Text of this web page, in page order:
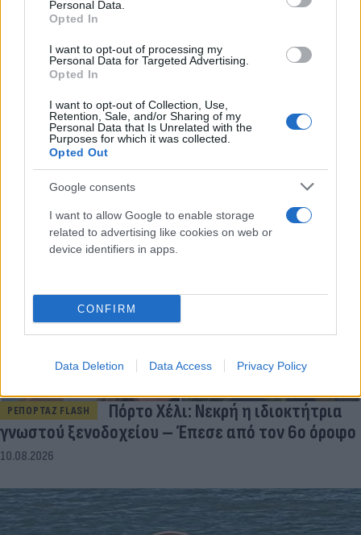
Personal Data.
Opted In
I want to opt-out of processing my
Personal Data for Targeted Advertising.
Opted In
I want to opt-out of Collection, Use,
Retention, Sale, and/or Sharing of my
Personal Data that Is Unrelated with the
Purposes for which it was collected.
Opted Out
Google consents
I want to allow Google to enable storage
related to advertising like cookies on web or
device identifiers in apps.
CONFIRM
Data Deletion Data Access Privacy Policy
ΡΕΠΟΡΤΑΖ FLASH
Πόρτο Χέλι: Νεκρή η ιδιοκτήτρια
γνωστού ξενοδοχείου – Έπεσε από τον 6ο όροφο
10.08.2026